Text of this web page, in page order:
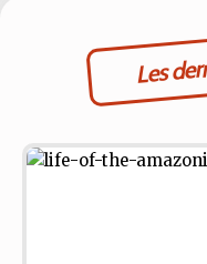
Les